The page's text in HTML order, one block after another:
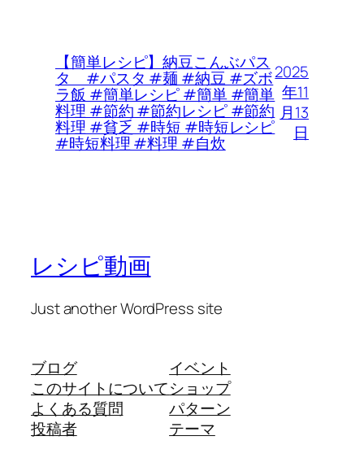
【簡単レシピ】納豆こんぶパス
タ #パスタ #麺 #納豆 #ズボ
ラ飯 #簡単レシピ #簡単 #簡単
料理 #節約 #節約レシピ #節約
料理 #貧乏 #時短 #時短レシピ
#時短料理 #料理 #自炊
2025
年11
月13
日
レシピ動画
Just another WordPress site
ブログ
このサイトについて
よくある質問
投稿者
イベント
ショップ
パターン
テーマ